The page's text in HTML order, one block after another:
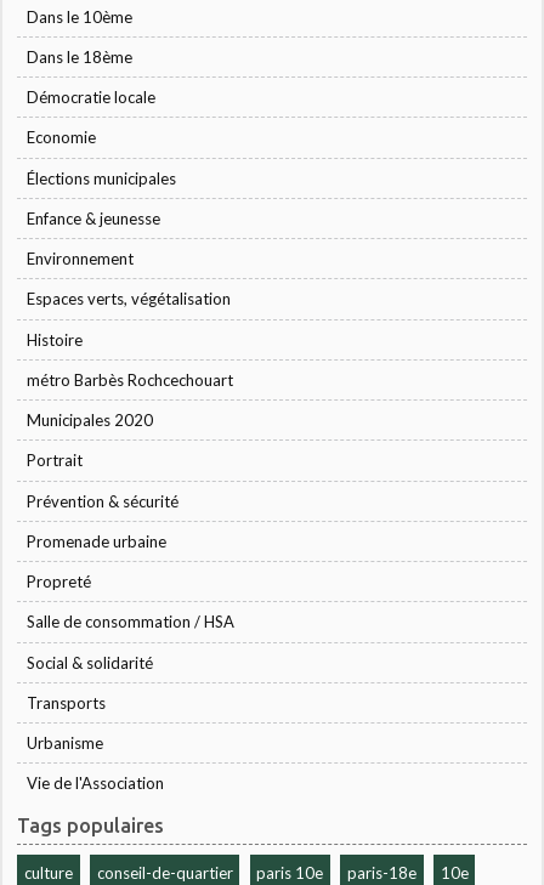
Dans le 10ème
Dans le 18ème
Démocratie locale
Economie
Élections municipales
Enfance & jeunesse
Environnement
Espaces verts, végétalisation
Histoire
métro Barbès Rochcechouart
Municipales 2020
Portrait
Prévention & sécurité
Promenade urbaine
Propreté
Salle de consommation / HSA
Social & solidarité
Transports
Urbanisme
Vie de l'Association
Tags populaires
culture conseil-de-quartier paris 10e paris-18e 10e